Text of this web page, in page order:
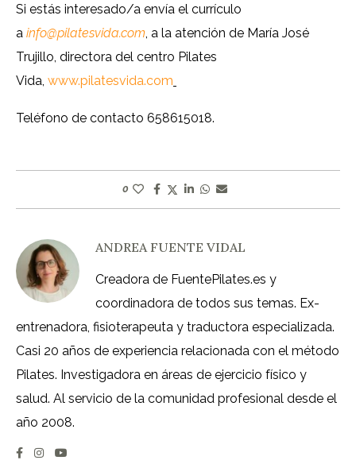
Si estás interesado/a envía el currículo
a info@pilatesvida.com , a la atención de María José
Trujillo, directora del centro Pilates
Vida, www.pilatesvida.com
Teléfono de contacto 658615018.
0
ANDREA FUENTE VIDAL
Creadora de FuentePilates.es y
coordinadora de todos sus temas. Ex-
entrenadora, fisioterapeuta y traductora especializada.
Casi 20 años de experiencia relacionada con el método
Pilates. Investigadora en áreas de ejercicio físico y
salud. Al servicio de la comunidad profesional desde el
año 2008.